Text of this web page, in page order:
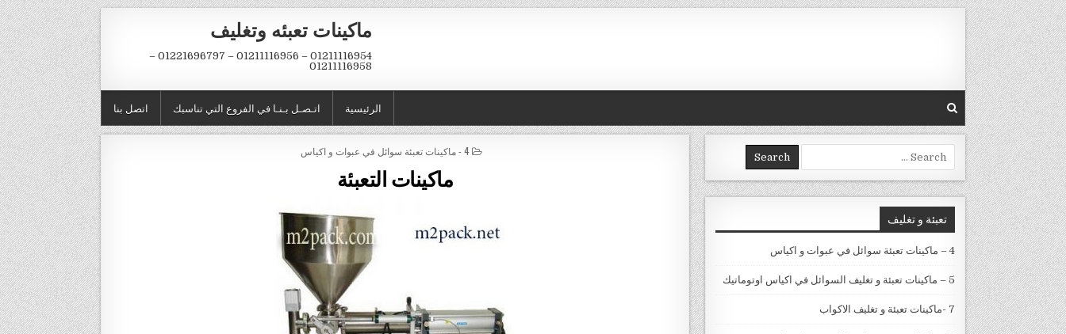
Skip to content
ماكينات تعبئه وتغليف
01211116954 – 01211116956 – 01221696797 –
01211116958
اتصل بنا اتـصـل بـنـا في الفروع التي تناسبك الرئيسية
POSTED IN
4 - ماكينات تعبئة سوائل في عبوات و اكياس
ماكينات التعبئة
Search for:
تعبئة و تغليف
4 – ماكينات تعبئة سوائل في عبوات و اكياس
5 – ماكينات تعبئة و تغليف السوائل في اكياس اوتوماتيك
7 -ماكينات تعبئة و تغليف الاكواب